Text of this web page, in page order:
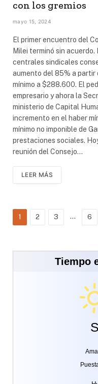
con los gremios
mayo 15, 2024
El primer encuentro del
Milei terminó sin
centrales sindicales
aumento del 85% a partir
mínimo a $288.600. El
empresario y ahora la
ministerio de Capital
incremento en el haber
mínimo no imponible de
prestaciones sociales.
reunión del Consejo…
LEER MÁS
1 2 3 … 6
Tiempo